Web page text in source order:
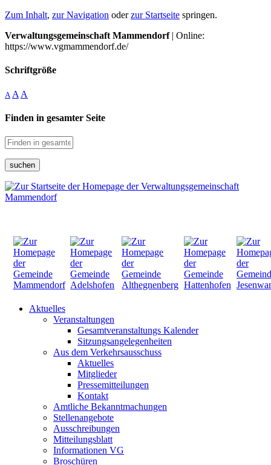
Zum Inhalt, zur Navigation oderzur Startseite springen.
Verwaltungsgemeinschaft Mammendorf| Online:
https://www.vgmammendorf.de/
Schriftgröße
A A A
Finden in gesamter Seite
suchen
Aktuelles
Veranstaltungen
Gesamtveranstaltungs Kalender
Sitzungsangelegenheiten
Aus dem Verkehrsausschuss
Aktuelles
Mitglieder
Pressemitteilungen
Kontakt
Amtliche Bekanntmachungen
Stellenangebote
Ausschreibungen
Mitteilungsblatt
Informationen VG
Broschüren